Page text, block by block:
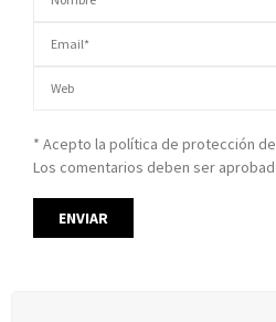
* Acepto la política de protección
Los comentarios deben ser